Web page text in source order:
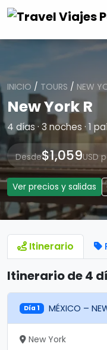
INICIO / TOURS / NEW
New York R
4 días · 3 noches · 1
Desde$1,059USD
Ver precios y salidas
Itinerario
Itinerario de 4
Día 1 MÉXICO –
New York